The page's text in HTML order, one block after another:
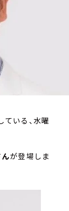
いる、水曜
が登場しま